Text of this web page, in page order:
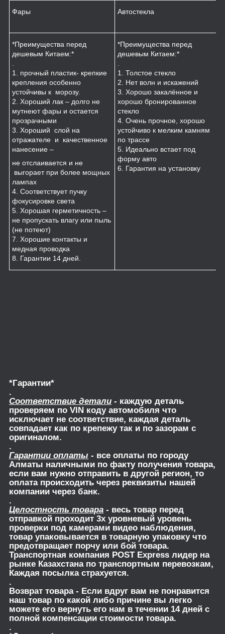
Фары Автостекла
*Преимущества перед
дешевым Китаем:*
.
1. прочный пластик- крепкие
крепления особенно
устойчивы к морозу.
2. Хороший лак – долго не
мутнеют фары и остается
прозрачными
3. Хороший слой на
отражателе и качественное
нанесение –
не отслаивается и не
выгорает при более мощных
лампах
4. Соответствует пучку
фокусировке света
5. Хорошая герметичность –
не пропускать влагу или пыль
(не потеют)
7. Хорошие контакты и
медная проводка
8. Гарантии 14 дней.
*Преимущества перед
дешевым Китаем:*
.
1. Толстое стекло
2. Нет волн и искажений
3. Хорошо закалённое и
хорошо бронированное
стекло
4. Очень прочное, хорошо
устойчиво к мелким камням
по трассе
5. Идеально встает под
форму авто
6. Гарантия на установку
*Гарантии*
.
Соответствие детали - каждую деталь
проверяем по VIN коду автомобиля что
исключает не соответствие, каждая деталь
совпадает как по крепежу так и по зазорам с
оригиналом.
.
Гарантии оплаты - все оплаты по городу
Алматы наличными по факту получения товара,
если вам нужно отправить в другой регион, то
оплата происходить через реквизиты нашей
компании через банк.
.
Целостность товара - весь товар перед
отправкой проходит 3х уровневый уровень
проверки под камерами видео наблюдения,
товар упаковывается в товарную упаковку что
предотвращает порчу или бой товара.
Транспортная компания POST Express лидер на
рынке Казахстана по транспортным перевозкам,
Каждая посылка страхуется.
.
Возврат товара- Если вдруг вам не понравится
наш товар по какой либо причине вы легко
можете его вернуть его нам в течении 14 дней с
полной компенсации стоимости товара.
.